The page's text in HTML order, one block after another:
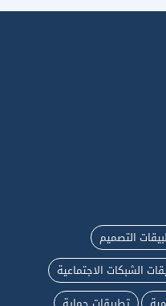
التصميم
الشبكات الاجتماعية